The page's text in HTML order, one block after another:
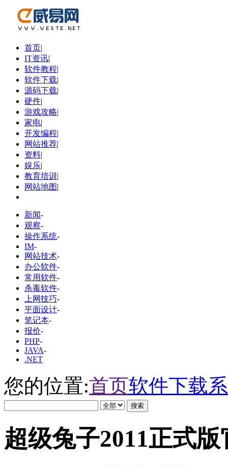
首页|
IT资讯|
软件教程|
软件下载|
源码下载|
硬件|
游戏攻略|
家电|
开发编程|
网站推荐|
资料|
娱乐|
教育培训 |
网站地图|
新闻-
观察-
操作系统-
IM-
网站技术-
办公软件-
常用软件-
杀毒软件-
上网技巧-
平面设计-
笔记本-
报价-
PHP-
JAVA-
.NET
您的位置:首页软件下载
超级兔子2011正式